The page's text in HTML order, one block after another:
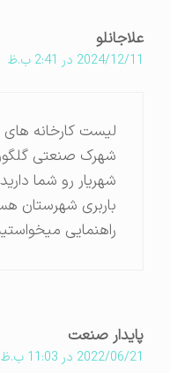
علاجانلو
2024/12/11 در 2:41 ب.ظ
لیست کارخانه های
شهرک صنعتی گلگون
شهریار رو شما دارید؟ ما
باربری شهرستان هستیم
راهنمایی میخواستیم
پایدار صنعت
2022/06/21 در 11:03 ب.ظ